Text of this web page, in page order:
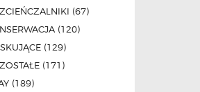
(67)
(120)
(129)
(171)
(189)